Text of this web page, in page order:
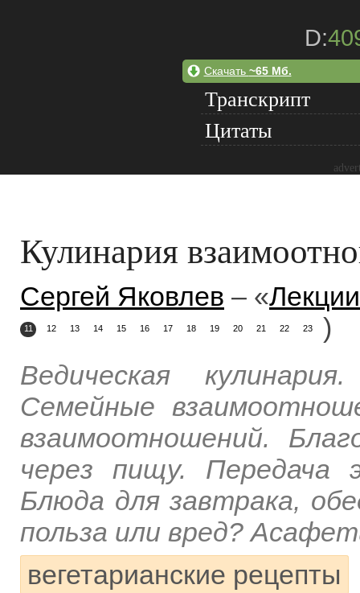
D:
Скачать ~65 Мб.
Транскрипт
Цитаты
Кулинария
Сергей Яковлев – «
11 12 13 14 15 16 17 18 19 20 21 22 23
)
Ведическая
Семейные
взаимоотношений.
через пищу. Передача
Блюда для завтрака,
польза или вред?
вегетарианские рецепты